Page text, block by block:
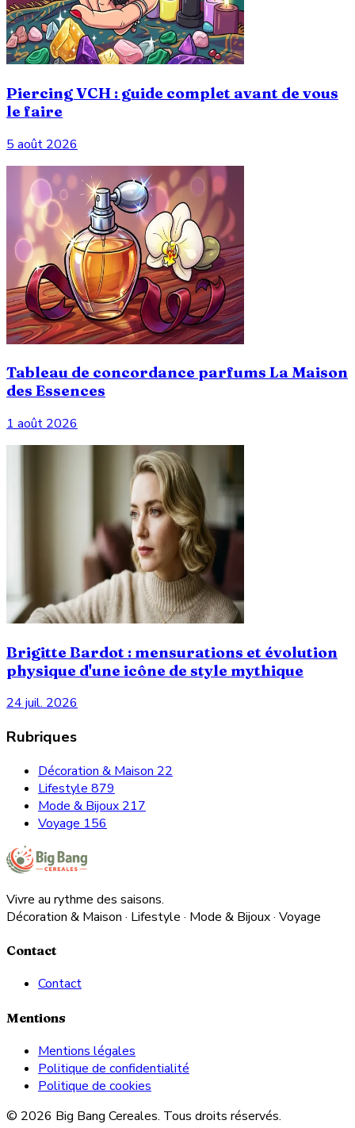
Piercing VCH : guide complet avant de vous
le faire
5 août 2026
Tableau de concordance parfums La Maison
des Essences
1 août 2026
Brigitte Bardot : mensurations et évolution
physique d'une icône de style mythique
24 juil. 2026
Rubriques
Décoration & Maison 22
Lifestyle 879
Mode & Bijoux 217
Voyage 156
Vivre au rythme des saisons.
Décoration & Maison · Lifestyle · Mode & Bijoux · Voyage
Contact
Contact
Mentions
Mentions légales
Politique de confidentialité
Politique de cookies
© 2026 Big Bang Cereales. Tous droits réservés.